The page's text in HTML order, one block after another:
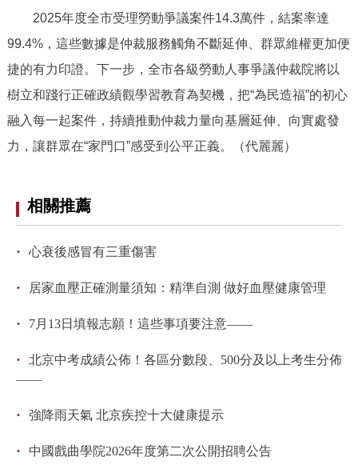
2025年度全市受理勞動爭議案件14.3萬件，結案率達
99.4%，這些數據是仲裁服務觸角不斷延伸、群眾維權更加便
捷的有力印證。下一步，全市各級勞動人事爭議仲裁院將以
樹立和踐行正確政績觀學習教育為契機，把“為民造福”的初心
融入每一起案件，持續推動仲裁力量向基層延伸、向實處發
力，讓群眾在“家門口”感受到公平正義。（代麗麗）
相關推薦
· 心衰後感冒有三重傷害
· 居家血壓正確測量須知：精準自測 做好血壓健康管理
· 7月13日填報志願！這些事項要注意——
·
北京中考成績公佈！各區分數段、500分及以上考生分佈
——
· 強降雨天氣 北京疾控十大健康提示
· 中國戲曲學院2026年度第二次公開招聘公告